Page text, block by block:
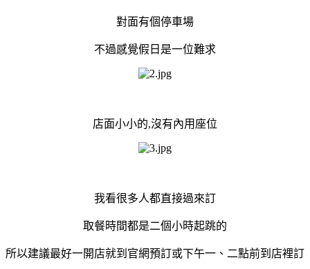
對面有個停車場
不過感覺假日是一位難求
店面小小的,沒有內用座位
我看很多人都直接過來訂
取餐時間都是二個小時起跳的
所以建議最好一開店就到官網預訂或下午一、二點前到店裡訂